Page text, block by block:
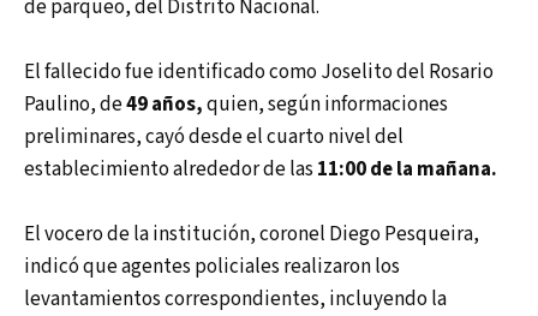
de parqueo, del Distrito Nacional.
El fallecido fue identificado como Joselito del Rosario
Paulino, de49 años,quien, según informaciones
preliminares, cayó desde el cuarto nivel del
establecimiento alrededor de las 11:00 de la mañana.
El vocero de la institución, coronel Diego Pesqueira,
indicó que agentes policiales realizaron los
levantamientos correspondientes, incluyendo la